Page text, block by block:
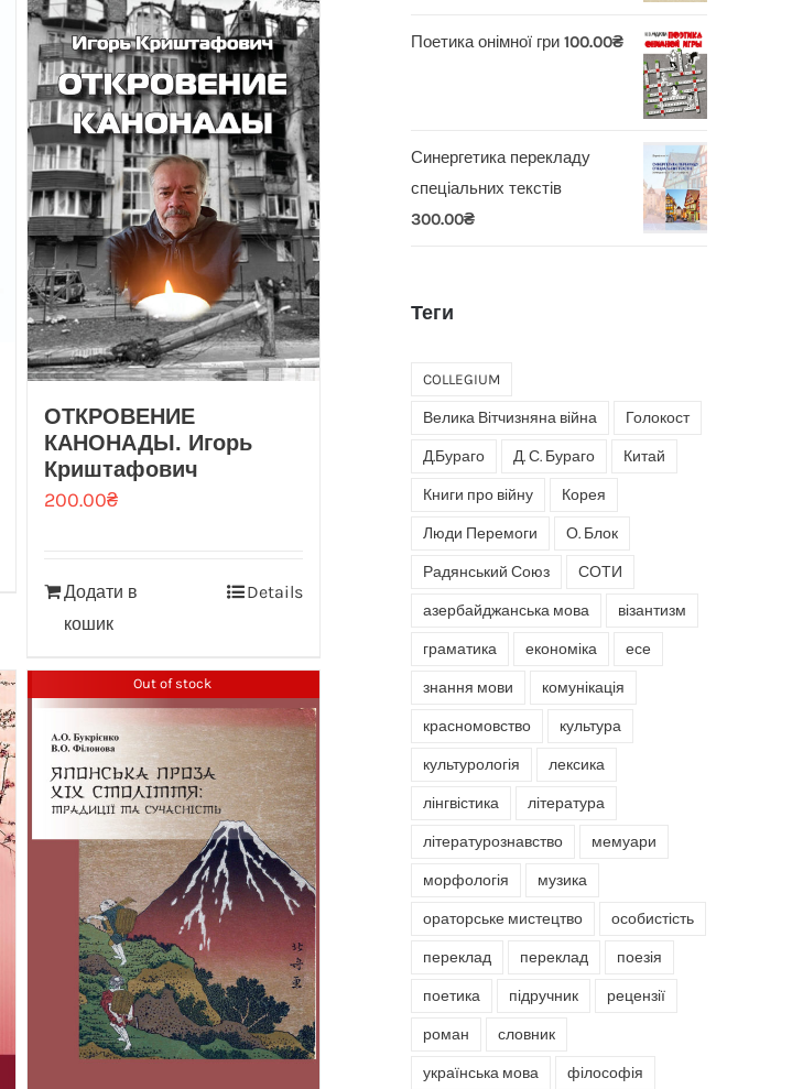
ОТКРОВЕНИЕ
КАНОНАДЫ. Игорь
Криштафович
200.00₴
Додати в
кошик
Details
Out of stock
Поетика онімної гри 100.00₴
Синергетика перекладу
спеціальних текстів
300.00₴
Теги
COLLEGIUM
Велика Вітчизняна війна Голокост
Д.Бураго Д. С. Бураго Китай
Книги про війну Корея
Люди Перемоги О. Блок
Радянський Союз СОТИ
азербайджанська мова візантизм
граматика економіка есе
знання мови комунікація
красномовство культура
культурологія лексика
лінгвістика література
літературознавство мемуари
морфологія музика
ораторське мистецтво особистість
переклад переклад поезія
поетика підручник рецензії
роман словник
українська мова філософія